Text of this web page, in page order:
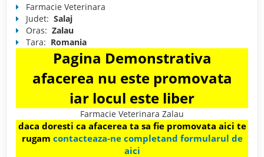
Farmacie Veterinara
Judet: Salaj
Oras: Zalau
Tara: Romania
Pagina Demonstrativa
afacerea nu este promovata
iar locul este liber
Farmacie Veterinara Zalau
daca doresti ca afacerea ta sa fie promovata aici te
rugam contacteaza-ne completand formularul de
aici